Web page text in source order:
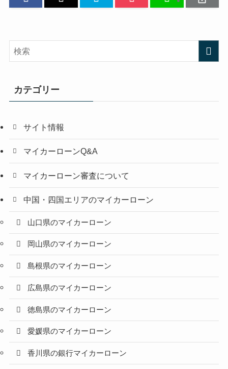
カテゴリー
サイト情報
マイカーローンQ&A
マイカーローン審査について
中国・四国エリアのマイカーローン
山口県のマイカーローン
岡山県のマイカーローン
島根県のマイカーローン
広島県のマイカーローン
徳島県のマイカーローン
愛媛県のマイカーローン
香川県の銀行マイカーローン